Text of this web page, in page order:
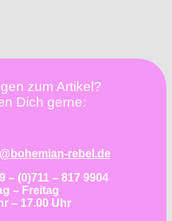
zum Artikel?
Dich gerne:
rebel.de
– (0)711 – 817 9904
– Freitag
– 17.00 Uhr